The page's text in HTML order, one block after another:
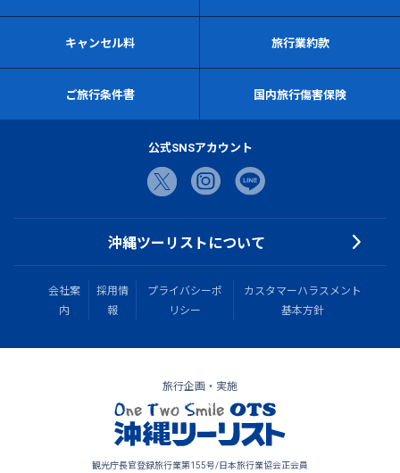
キャンセル料 旅行業約款
ご旅行条件書 国内旅行傷害保険
公式SNSアカウント
沖縄ツーリストについて
会社案
内
採用情
報
プライバシーポ
リシー
カスタマーハラスメント
基本方針
旅行企画・実施
観光庁長官登録旅行業第155号/日本旅行業協会正会員